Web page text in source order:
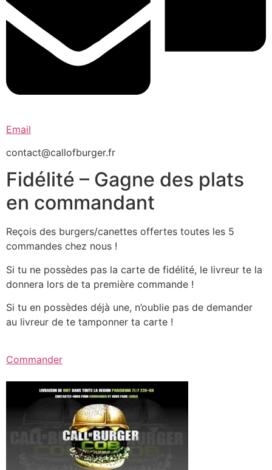
Email
contact@callofburger.fr
Fidélité – Gagne des plats
en commandant
Reçois des burgers/canettes offertes toutes les 5
commandes chez nous !
Si tu ne possèdes pas la carte de fidélité, le livreur te la
donnera lors de ta première commande !
Si tu en possèdes déjà une, n’oublie pas de demander
au livreur de te tamponner ta carte !
Commander